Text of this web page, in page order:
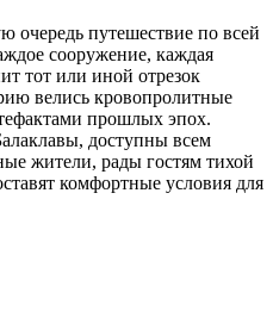
очередь путешествие по всей
сооружение, каждая
тот или иной отрезок
велись кровопролитные
прошлых эпох.
доступны всем
жители, рады гостям тихой
комфортные условия для